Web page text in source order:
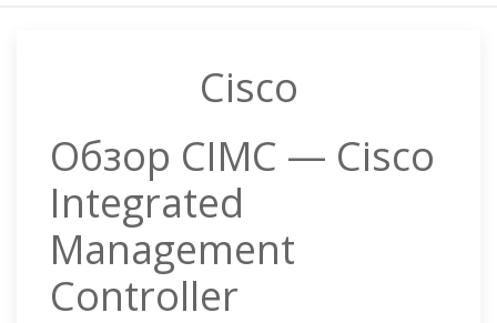
Cisco
Обзор CIMC — Cisco
Integrated
Management
Controller